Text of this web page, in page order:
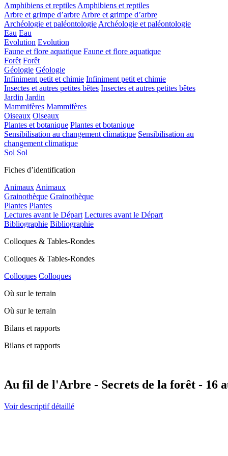
Amphibiens et reptiles Amphibiens et reptiles
Arbre et grimpe d’arbre Arbre et grimpe d’arbre
Archéologie et paléontologie Archéologie et paléontologie
Eau Eau
Evolution Evolution
Faune et flore aquatique Faune et flore aquatique
Forêt Forêt
Géologie Géologie
Infiniment petit et chimie Infiniment petit et chimie
Insectes et autres petites bêtes Insectes et autres petites bêtes
Jardin Jardin
Mammifères Mammifères
Oiseaux Oiseaux
Plantes et botanique Plantes et botanique
Sensibilisation au changement climatique Sensibilisation au
changement climatique
Sol Sol
Fiches d’identification
Animaux Animaux
Grainothèque Grainothèque
Plantes Plantes
Lectures avant le Départ Lectures avant le Départ
Bibliographie Bibliographie
Colloques & Tables-Rondes
Colloques & Tables-Rondes
Colloques Colloques
Où sur le terrain
Où sur le terrain
Bilans et rapports
Bilans et rapports
Au fil de l'Arbre - Secrets de la forêt - 16
Voir descriptif détaillé